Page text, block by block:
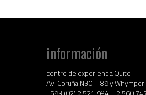
información
centro de experiencia Quito
Av. Coruña N30 – 89 y Whymper